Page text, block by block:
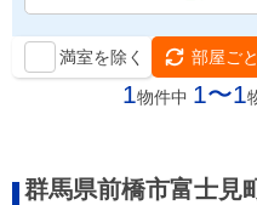
満室を除く 部屋ご
1物件中 1〜1
群馬県前橋市富士見